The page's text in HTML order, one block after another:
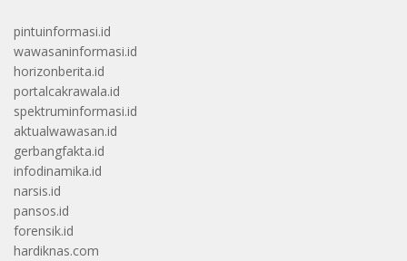
pintuinformasi.id
wawasaninformasi.id
horizonberita.id
portalcakrawala.id
spektruminformasi.id
aktualwawasan.id
gerbangfakta.id
infodinamika.id
narsis.id
pansos.id
forensik.id
hardiknas.com